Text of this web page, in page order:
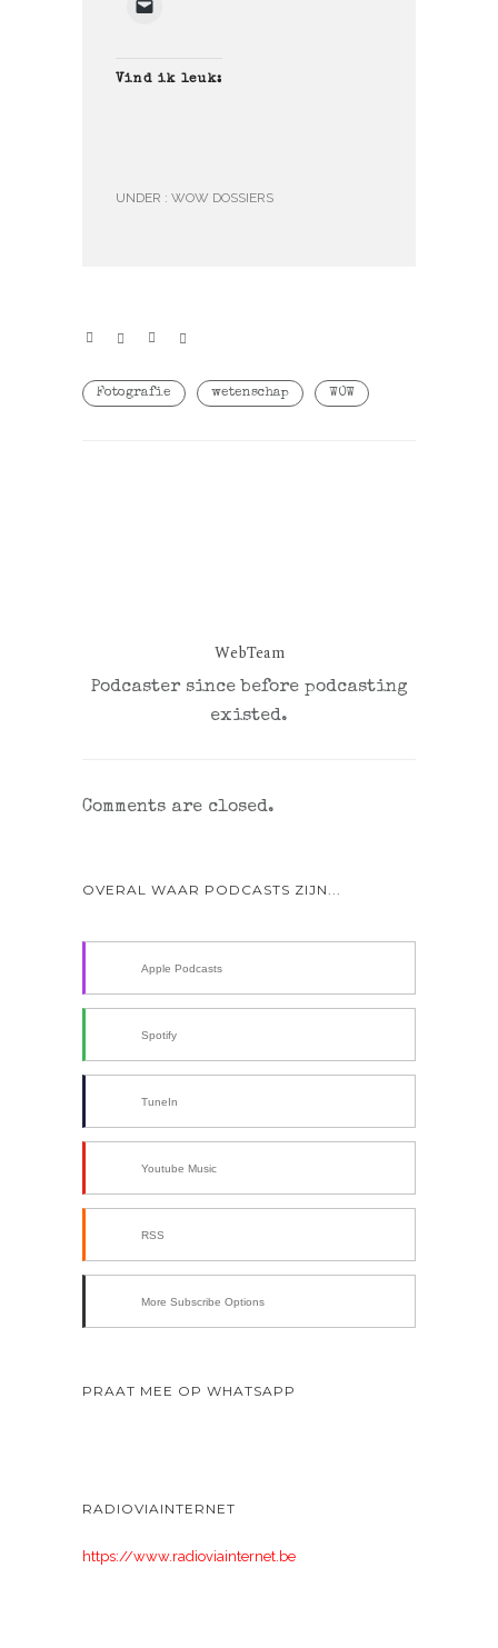
Vind ik leuk:
UNDER : WOW DOSSIERS
Fotografie wetenschap WOW
WebTeam
Podcaster since before podcasting
existed.
Comments are closed.
OVERAL WAAR PODCASTS ZIJN...
Apple Podcasts
Spotify
TuneIn
Youtube Music
RSS
More Subscribe Options
PRAAT MEE OP WHATSAPP
RADIOVIAINTERNET
https://www.radioviainternet.be